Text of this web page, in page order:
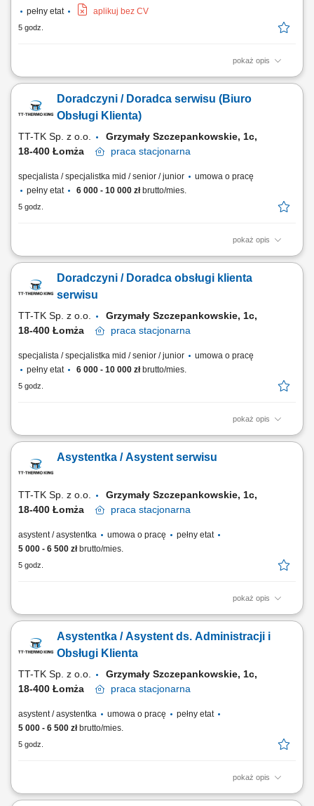
pełny etat
aplikuj bez CV
5 godz.
pokaż opis
Opis stanowiska Tworzenie i montowanie konstrukcji stalowych, zbrojeń
Doradczyni / Doradca serwisu (Biuro
Obsługi Klienta)
TT-TK Sp. z o.o.
Grzymały Szczepankowskie, 1c,
18-400 Łomża
praca stacjonarna
specjalista / specjalistka mid / senior / junior
umowa o pracę
pełny etat
6 000 - 10 000 złbrutto/mies.
5 godz.
pokaż opis
Twoje zadania: Obsługa klientów serwisu: osobiście, mailowo,
zgłoszenia od klienta, przez przekazanie do serwisu, aż po zamknięcie
zlecenia; Prowadzenie grafiku prac warsztatowych; Wystawianie faktur,
Doradczyni / Doradca obsługi klienta
serwisu
TT-TK Sp. z o.o.
Grzymały Szczepankowskie, 1c,
18-400 Łomża
praca stacjonarna
specjalista / specjalistka mid / senior / junior
umowa o pracę
pełny etat
6 000 - 10 000 złbrutto/mies.
5 godz.
pokaż opis
Opis stanowiska: Kontakt z klientami serwisu – obsługa bezpośrednia,
zgłoszeń serwisowych od momentu rejestracji aż do ich zakończenia.
Organizacja oraz bieżące planowanie harmonogramu pracy warsztatu.
Asystentka / Asystent serwisu
TT-TK Sp. z o.o.
Grzymały Szczepankowskie, 1c,
18-400 Łomża
praca stacjonarna
asystent / asystentka umowa o pracę
pełny etat
5 000 - 6 500 złbrutto/mies.
5 godz.
pokaż opis
Twoje zadania: Koordynacja i organizacja przepływu dokumentów
oddziale (przekazywanie/zbieranie informacji, sporządzanie pism itp.)
Rozliczanie delegacji, prowadzenie ewidencji czasu pracy
Asystentka / Asystent ds. Administracji i
Obsługi Klienta
TT-TK Sp. z o.o.
Grzymały Szczepankowskie, 1c,
18-400 Łomża
praca stacjonarna
asystent / asystentka umowa o pracę
pełny etat
5 000 - 6 500 złbrutto/mies.
5 godz.
pokaż opis
Opis stanowiska: Koordynowanie obiegu dokumentów